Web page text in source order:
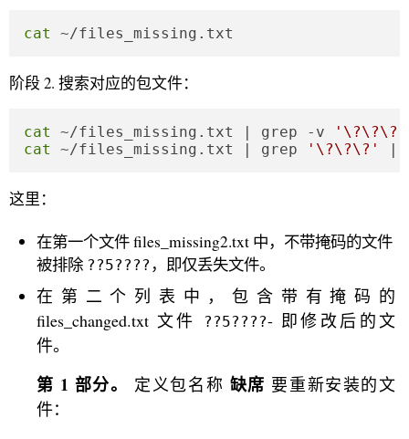
cat ~/files_missing.txt
阶段 2. 搜索对应的包文件：
cat ~/files_missing.txt | grep -v '\?\?\?'
cat
~/files_missing.txt | grep '\?\?\?'
这里：
在第一个文件 files_missing2.txt 中，不带掩码的文件
被排除 ??5???? ，即仅丢失文件。
在第二个列表中，包含带有掩码的
files_changed.txt 文件
??5????- 即修改后的文
件。
第 1 部分。 定义包名称 缺席 要重新安装的文
件：